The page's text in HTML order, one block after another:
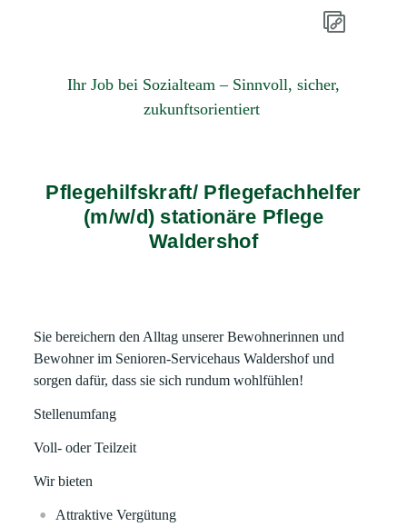
Ihr Job bei Sozialteam – Sinnvoll, sicher,
zukunftsorientiert
Pflegehilfskraft/ Pflegefachhelfer
(m/w/d) stationäre Pflege
Waldershof
Sie bereichern den Alltag unserer Bewohnerinnen und
Bewohner im Senioren-Servicehaus Waldershof und
sorgen dafür, dass sie sich rundum wohlfühlen!
Stellenumfang
Voll- oder Teilzeit
Wir bieten
Attraktive Vergütung